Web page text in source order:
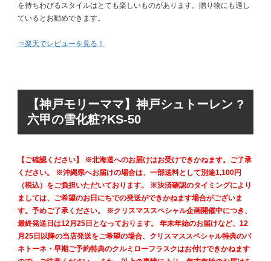
を待ちわびるスタイルはとても楽しいものがあります。贈り物にも適し
ているとお勧めできます。
⇒楽天でレビューを見る！
【神戸モリーママ】神戸シュトーレン ?
六甲の雪化粧?KS-50
【ご確認ください】 ※北海道へのお届けはお受けできかねます。ご了承
ください。 ※沖縄県へお届けの場合は、一部送料として別途1,100円
（税込）をご負担いただいております。 ※決済確認のタイミングにより
ましては、ご希望のお日にちでの発送ができかねます場合がございま
す。予めご了承ください。 ※クリスマススペシャル企画開催中につき、
最終発送日は12月25日となっております。 年末年始のお届けなど、12
月25日以降の当店発送をご希望の場合、クリスマススペシャル特典のパ
ネトーネ・早期ご予約特典のクルミローフラスクはお付けできかねます